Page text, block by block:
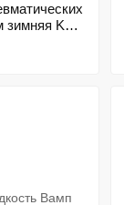
зимняя K2